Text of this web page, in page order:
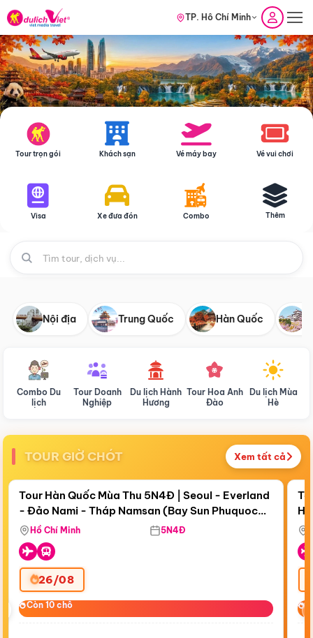
TP. Hồ Chí Minh
Tour trọn gói Khách sạn Vé máy bay Vé vui chơi
Visa Xe đưa đón Combo Thêm
Nội địa Trung Quốc Hàn Quốc
Combo Du
lịch
Tour Doanh
Nghiệp
Du lịch Hành
Hương
Tour Hoa Anh
Đào
Du lịch Mùa
Hè
TOUR GIỜ CHÓT Xem tất cả
Còn18 ngày 11:57:43
Bay Sun Phuquoc Airways
Điểm nổi bật
Tour Hàn Quốc Mùa Thu 5N4Đ | Seoul - Everland
- Đảo Nami - Tháp Namsan (Bay Sun Phuquoc
Airways)
Hồ Chí Minh 5N4Đ
26/08
Còn 10 chỗ
Còn 10 chỗ